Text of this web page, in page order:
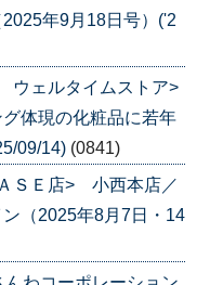
年9月18日号）('2
ェルタイムストア>
体現の化粧品に若年
09/14) (0841)
ＳＥ店> 小西本店／
（2025年8月7日・14